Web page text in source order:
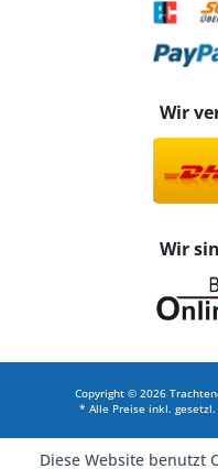
Wir
Wir
Copyright © 2026
* Alle Preise inkl.
Diese Website benutzt